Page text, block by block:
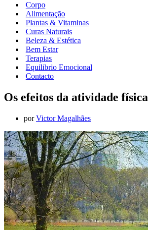
navegação
Corpo
Alimentação
Plantas & Vitaminas
Curas Naturais
Beleza & Estética
Bem Estar
Terapias
Equilibrio Emocional
Contacto
Os efeitos da atividade física
porVictor Magalhães